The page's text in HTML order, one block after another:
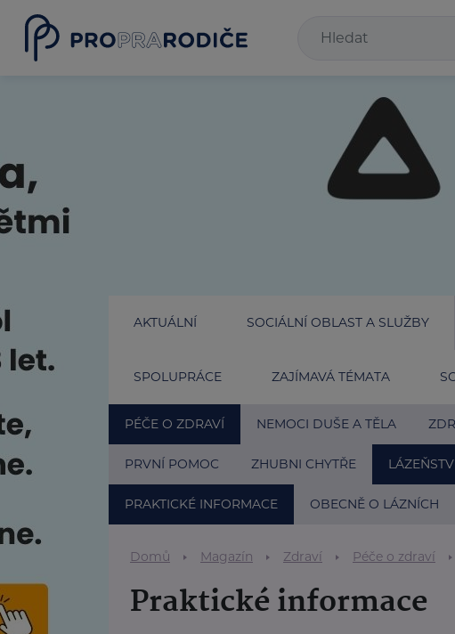
AKTUÁLNÍ SOCIÁLNÍ OBLAST A SLUŽBY
SPOLUPRÁCE ZAJÍMAVÁ TÉMATA
PÉČE O ZDRAVÍ NEMOCI DUŠE A TĚLA
PRVNÍ POMOC ZHUBNI CHYTŘE
PRAKTICKÉ INFORMACE OBECNĚ O LÁZNÍCH
Domů Magazín Zdraví Péče o zdraví
Praktické informace